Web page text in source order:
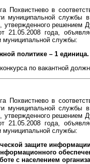
Похвистнево в
муниципальной службы в
утвержденного решением
21.05.2008 года,
муниципальной службы:
политике – 1 единица.
по вакантной
Похвистнево в
муниципальной службы в
утвержденного решением
21.05.2008 года,
муниципальной службы:
защите
с населением